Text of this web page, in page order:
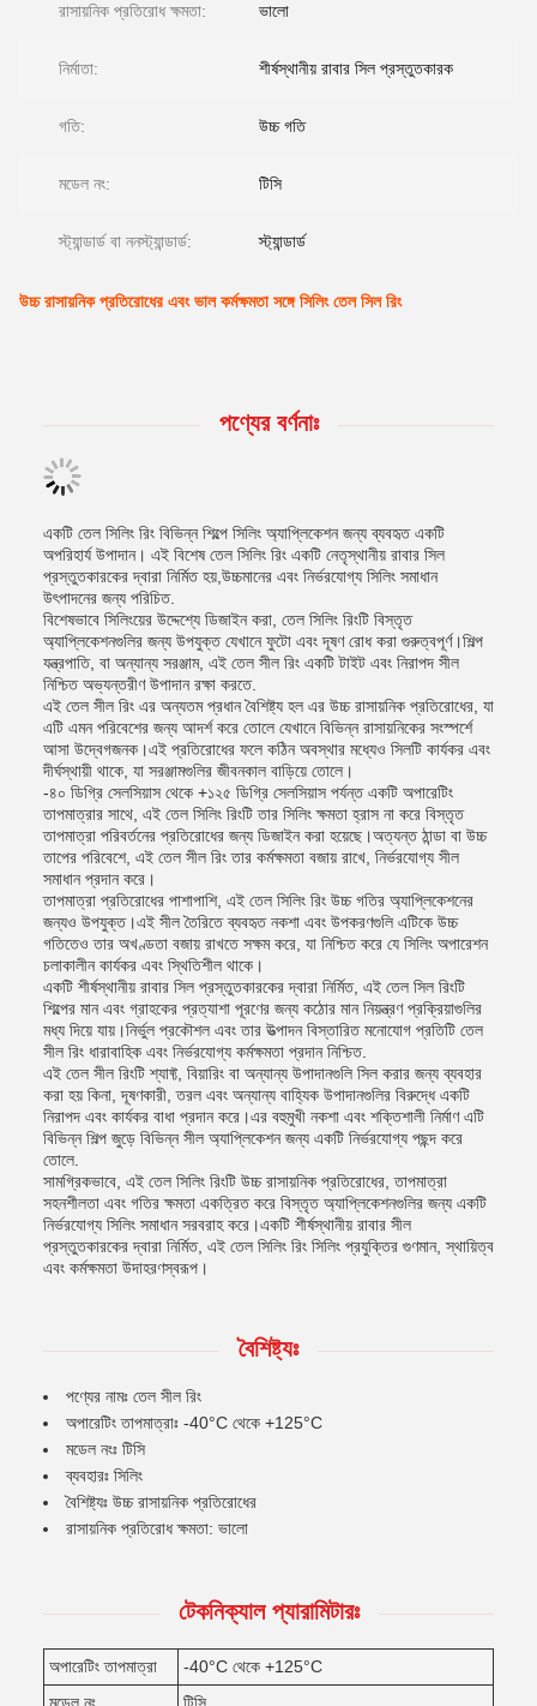
রাসায়নিক প্রতিরোধ ক্ষমতা: ভালো
নির্মাতা: শীর্ষস্থানীয় রাবার সিল প্রস্তুতকারক
গতি: উচ্চ গতি
মডেল নং: টিসি
স্ট্যান্ডার্ড বা ননস্ট্যান্ডার্ড: স্ট্যান্ডার্ড
উচ্চ রাসায়নিক প্রতিরোধের এবং ভাল কর্মক্ষমতা সঙ্গে সিলিং তেল সিল রিং
পণ্যের বর্ণনাঃ
একটি তেল সিলিং রিং বিভিন্ন শিল্পে সিলিং অ্যাপ্লিকেশন জন্য ব্যবহৃত একটি
অপরিহার্য উপাদান। এই বিশেষ তেল সিলিং রিং একটি নেতৃস্থানীয় রাবার সিল
প্রস্তুতকারকের দ্বারা নির্মিত হয়,উচ্চমানের এবং নির্ভরযোগ্য সিলিং সমাধান
উৎপাদনের জন্য পরিচিত.
বিশেষভাবে সিলিংয়ের উদ্দেশ্যে ডিজাইন করা, তেল সিলিং রিংটি বিস্তৃত
অ্যাপ্লিকেশনগুলির জন্য উপযুক্ত যেখানে ফুটো এবং দূষণ রোধ করা গুরুত্বপূর্ণ।শিল্প
যন্ত্রপাতি, বা অন্যান্য সরঞ্জাম, এই তেল সীল রিং একটি টাইট এবং নিরাপদ সীল
নিশ্চিত অভ্যন্তরীণ উপাদান রক্ষা করতে.
এই তেল সীল রিং এর অন্যতম প্রধান বৈশিষ্ট্য হল এর উচ্চ রাসায়নিক প্রতিরোধের, যা
এটি এমন পরিবেশের জন্য আদর্শ করে তোলে যেখানে বিভিন্ন রাসায়নিকের সংস্পর্শে
আসা উদ্বেগজনক।এই প্রতিরোধের ফলে কঠিন অবস্থার মধ্যেও সিলটি কার্যকর এবং
দীর্ঘস্থায়ী থাকে, যা সরঞ্জামগুলির জীবনকাল বাড়িয়ে তোলে।
-৪০ ডিগ্রি সেলসিয়াস থেকে +১২৫ ডিগ্রি সেলসিয়াস পর্যন্ত একটি অপারেটিং
তাপমাত্রার সাথে, এই তেল সিলিং রিংটি তার সিলিং ক্ষমতা হ্রাস না করে বিস্তৃত
তাপমাত্রা পরিবর্তনের প্রতিরোধের জন্য ডিজাইন করা হয়েছে।অত্যন্ত ঠান্ডা বা উচ্চ
তাপের পরিবেশে, এই তেল সীল রিং তার কর্মক্ষমতা বজায় রাখে, নির্ভরযোগ্য সীল
সমাধান প্রদান করে।
তাপমাত্রা প্রতিরোধের পাশাপাশি, এই তেল সিলিং রিং উচ্চ গতির অ্যাপ্লিকেশনের
জন্যও উপযুক্ত।এই সীল তৈরিতে ব্যবহৃত নকশা এবং উপকরণগুলি এটিকে উচ্চ
গতিতেও তার অখণ্ডতা বজায় রাখতে সক্ষম করে, যা নিশ্চিত করে যে সিলিং অপারেশন
চলাকালীন কার্যকর এবং স্থিতিশীল থাকে।
একটি শীর্ষস্থানীয় রাবার সিল প্রস্তুতকারকের দ্বারা নির্মিত, এই তেল সিল রিংটি
শিল্পের মান এবং গ্রাহকের প্রত্যাশা পূরণের জন্য কঠোর মান নিয়ন্ত্রণ প্রক্রিয়াগুলির
মধ্য দিয়ে যায়।নির্ভুল প্রকৌশল এবং তার উত্পাদন বিস্তারিত মনোযোগ প্রতিটি তেল
সীল রিং ধারাবাহিক এবং নির্ভরযোগ্য কর্মক্ষমতা প্রদান নিশ্চিত.
এই তেল সীল রিংটি শ্যাফ্ট, বিয়ারিং বা অন্যান্য উপাদানগুলি সিল করার জন্য ব্যবহার
করা হয় কিনা, দূষণকারী, তরল এবং অন্যান্য বাহ্যিক উপাদানগুলির বিরুদ্ধে একটি
নিরাপদ এবং কার্যকর বাধা প্রদান করে।এর বহুমুখী নকশা এবং শক্তিশালী নির্মাণ এটি
বিভিন্ন শিল্প জুড়ে বিভিন্ন সীল অ্যাপ্লিকেশন জন্য একটি নির্ভরযোগ্য পছন্দ করে
তোলে.
সামগ্রিকভাবে, এই তেল সিলিং রিংটি উচ্চ রাসায়নিক প্রতিরোধের, তাপমাত্রা
সহনশীলতা এবং গতির ক্ষমতা একত্রিত করে বিস্তৃত অ্যাপ্লিকেশনগুলির জন্য একটি
নির্ভরযোগ্য সিলিং সমাধান সরবরাহ করে।একটি শীর্ষস্থানীয় রাবার সীল
প্রস্তুতকারকের দ্বারা নির্মিত, এই তেল সিলিং রিং সিলিং প্রযুক্তির গুণমান, স্থায়িত্ব
এবং কর্মক্ষমতা উদাহরণস্বরূপ।
বৈশিষ্ট্যঃ
পণ্যের নামঃ তেল সীল রিং
অপারেটিং তাপমাত্রাঃ -40°C থেকে +125°C
মডেল নংঃ টিসি
ব্যবহারঃ সিলিং
বৈশিষ্ট্যঃ উচ্চ রাসায়নিক প্রতিরোধের
রাসায়নিক প্রতিরোধ ক্ষমতা: ভালো
টেকনিক্যাল প্যারামিটারঃ
অপারেটিং তাপমাত্রা
-40°C থেকে +125°C